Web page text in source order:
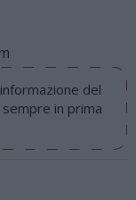
del
in prima